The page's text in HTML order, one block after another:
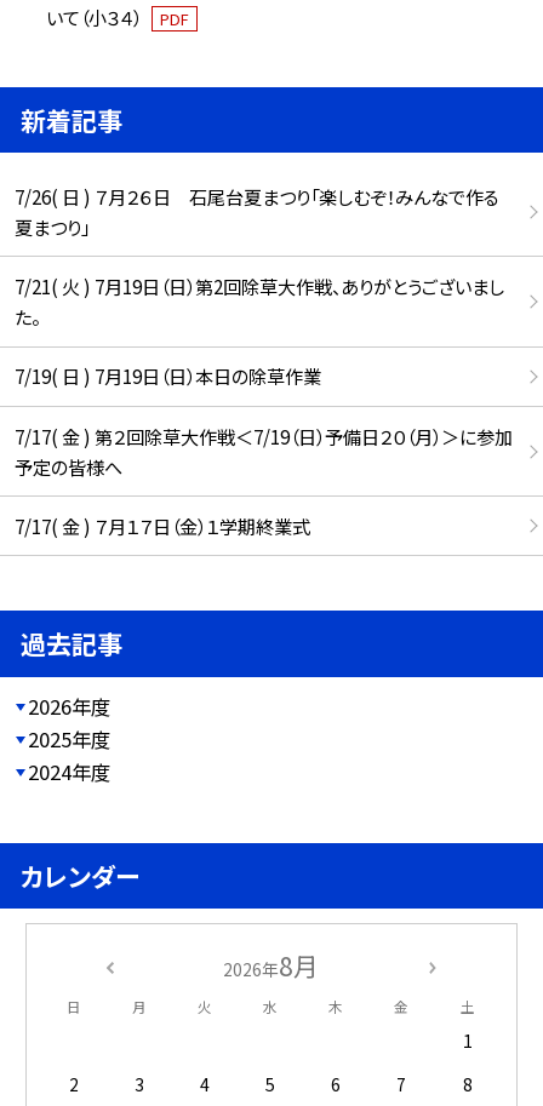
いて（小３４）
PDF
新着記事
7/26( 日 ) ７月２６日 石尾台夏まつり「楽しむぞ！みんなで作る
夏まつり」
7/21( 火 ) 7月19日（日）第2回除草大作戦、ありがとうございまし
た。
7/19( 日 ) 7月19日（日）本日の除草作業
7/17( 金 ) 第２回除草大作戦＜7/19（日）予備日２０（月）＞に参加
予定の皆様へ
7/17( 金 ) ７月１７日（金）１学期終業式
過去記事
2026年度
2025年度
2024年度
カレンダー
2026年8月
日 月 火 水 木 金 土
1
2
3 4 5 6 7
8